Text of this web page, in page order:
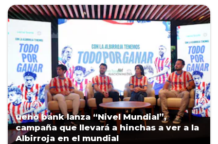
ueno bank lanza “Nivel Mundial”,
campaña que llevará a hinchas a ver a la
Albirroja en el mundial